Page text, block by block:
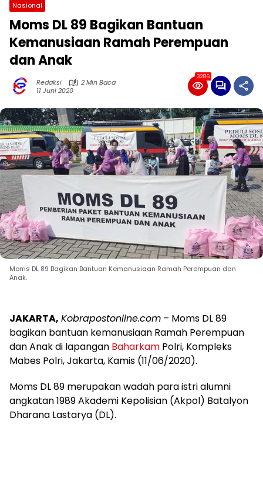
Nasional
Moms DL 89 Bagikan Bantuan
Kemanusiaan Ramah Perempuan
dan Anak
Redaksi
2 Min Baca
11 Juni 2020
3286
Moms DL 89 Bagikan Bantuan Kemanusiaan Ramah Perempuan dan
Anak.
JAKARTA, Kobrapostonline.com – Moms DL 89
bagikan bantuan kemanusiaan Ramah Perempuan
dan Anak di lapangan Baharkam Polri, Kompleks
Mabes Polri, Jakarta, Kamis (11/06/2020).
Moms DL 89 merupakan wadah para istri alumni
angkatan 1989 Akademi Kepolisian (Akpol) Batalyon
Dharana Lastarya (DL).